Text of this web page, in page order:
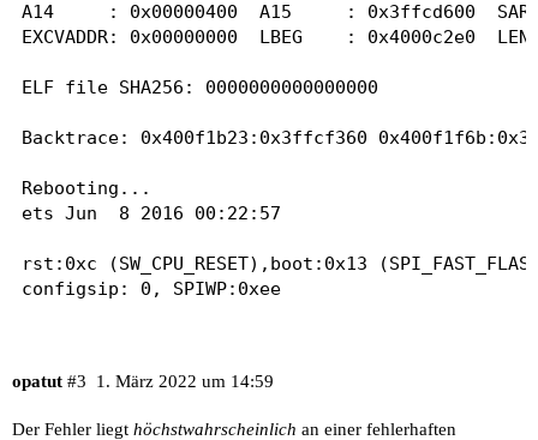
A14     : 0x00000400  A15     : 0x3ffcd600  SAR
EXCVADDR: 0x00000000  LBEG    : 0x4000c2e0
ELF file SHA256: 0000000000000000
Backtrace: 0x400f1b23:0x3ffcf360
Rebooting...
ets Jun  8 2016 00:22:57
rst:0xc (SW_CPU_RESET),boot:0x13
configsip: 0, SPIWP:0xee
load:0x3fff001c,len:1044
opatut 1. März 2022 um 14:59
#3
Der Fehler liegt höchstwahrscheinlich an einer fehlerhaften